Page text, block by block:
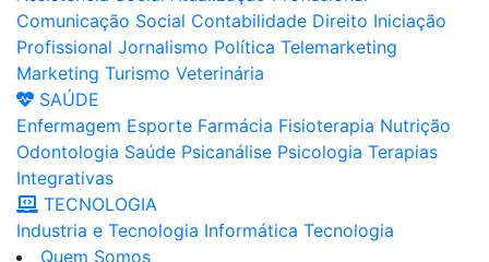
Comunicação Social Contabilidade Direito Iniciação
Profissional Jornalismo Política Telemarketing
Marketing Turismo Veterinária
SAÚDE
Enfermagem Esporte Farmácia Fisioterapia Nutrição
Odontologia Saúde Psicanálise Psicologia Terapias
Integrativas
TECNOLOGIA
Industria e Tecnologia Informática Tecnologia
Quem Somos